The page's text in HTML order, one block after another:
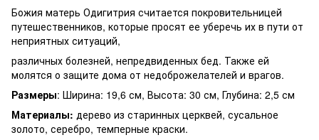
Божия матерь Одигитрия считается покровительницей
путешественников, которые просят ее уберечь их в пути от
неприятных ситуаций,
различных болезней, непредвиденных бед. Также ей
молятся о защите дома от недоброжелателей и врагов.
Размеры: Ширина: 19,6 см, Высота: 30 см, Глубина: 2,5 см
Материалы: дерево из старинных церквей, сусальное
золото, серебро, темперные краски.